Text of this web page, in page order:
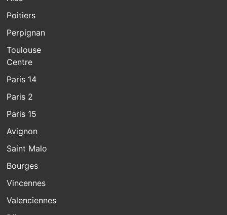
Poitiers
Perpignan
Toulouse
Centre
Paris 14
Paris 2
Paris 15
Avignon
Saint Malo
Bourges
Vincennes
Valenciennes